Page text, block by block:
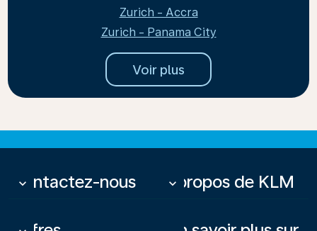
Zurich - Accra
Zurich - Panama City
Voir plus
Contactez-nous
keyboard_arrow_down À propos de KLM
keyboard_arrow_down